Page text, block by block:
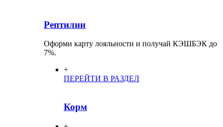
Рептилии
Оформи карту лояльности и получай КЭШБЭК до
7%.
+
ПЕРЕЙТИ В РАЗДЕЛ
Корм